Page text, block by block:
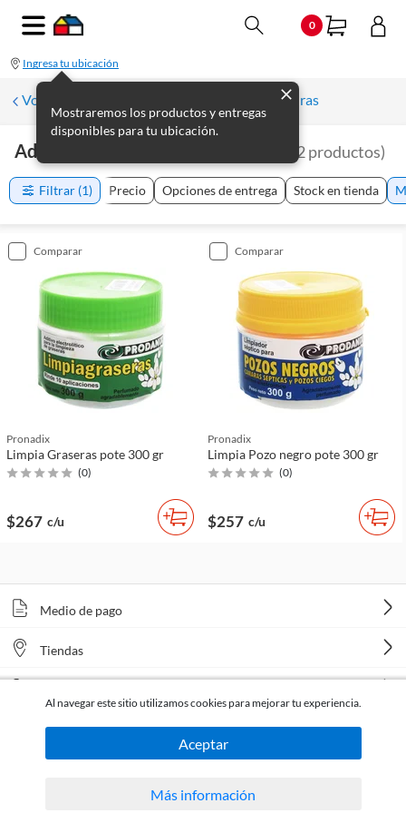
0
Ingresa tu ubicación
Mostraremos los productos y entregas
disponibles para tu ubicación.
Volver a Herramientas de plomería y soldaduras
Adhesivos Y Lubricantes Pronadix 2productos)
Filtrar (1) Precio Opciones de entrega Stock en tienda
comparar
Pronadix
Limpia Graseras pote 300 gr
(0)
$267 c/u
comparar
Pronadix
Limpia Pozo negro pote 300 gr
(0)
$257 c/u
Medio de pago
Tiendas
Todos los derechos reservados Homecenter Sodimac S.A. | R.U.T. 216996650015.
Al navegar este sitio utilizamos cookies para mejorar tu experiencia.
Aceptar
Más información